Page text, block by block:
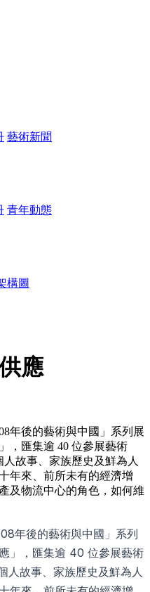
藝術新聞
青年動態
構圖
應
年後的藝術與中國」系列展
，匯集逾 40 位參展藝術
故事、家族歷史及鮮為人
年來、前所未有的經濟增
及物流中心的角色，如何維
年後的藝術與中國」系列
」，匯集逾 40 位參展藝術
人故事、家族歷史及鮮為人